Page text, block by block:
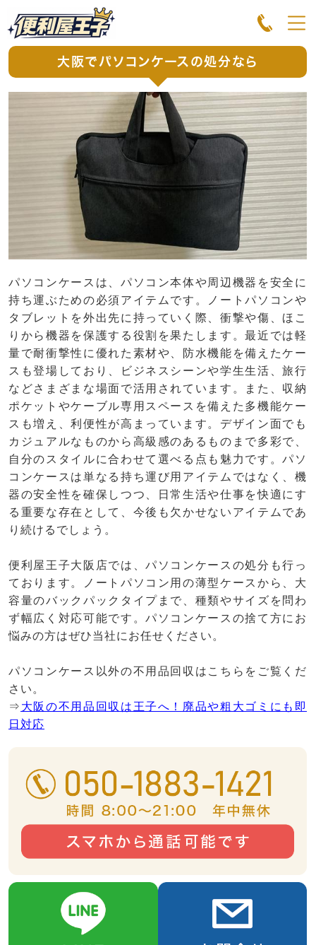
大阪でパソコンケースの処分なら
パソコンケースは、パソコン本体や周辺機器を安全に
持ち運ぶための必須アイテムです。ノートパソコンや
タブレットを外出先に持っていく際、衝撃や傷、ほこ
りから機器を保護する役割を果たします。最近では軽
量で耐衝撃性に優れた素材や、防水機能を備えたケー
スも登場しており、ビジネスシーンや学生生活、旅行
などさまざまな場面で活用されています。また、収納
ポケットやケーブル専用スペースを備えた多機能ケー
スも増え、利便性が高まっています。デザイン面でも
カジュアルなものから高級感のあるものまで多彩で、
自分のスタイルに合わせて選べる点も魅力です。パソ
コンケースは単なる持ち運び用アイテムではなく、機
器の安全性を確保しつつ、日常生活や仕事を快適にす
る重要な存在として、今後も欠かせないアイテムであ
り続けるでしょう。
便利屋王子大阪店では、パソコンケースの処分も行っ
ております。ノートパソコン用の薄型ケースから、大
容量のバックパックタイプまで、種類やサイズを問わ
ず幅広く対応可能です。パソコンケースの捨て方にお
悩みの方はぜひ当社にお任せください。
パソコンケース以外の不用品回収はこちらをご覧くだ
さい。
⇒ 大阪の不用品回収は王子へ！廃品や粗大ゴミにも即
日対応